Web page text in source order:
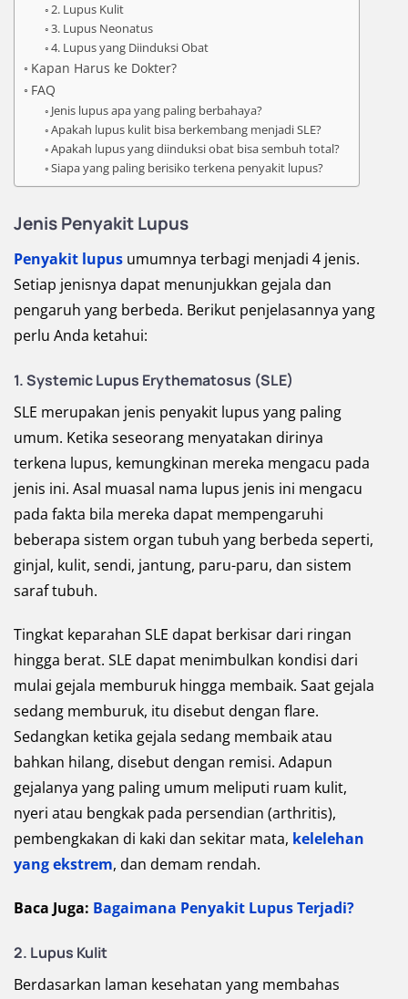
2. Lupus Kulit
3. Lupus Neonatus
4. Lupus yang Diinduksi Obat
Kapan Harus ke Dokter?
FAQ
Jenis lupus apa yang paling berbahaya?
Apakah lupus kulit bisa berkembang menjadi SLE?
Apakah lupus yang diinduksi obat bisa sembuh total?
Siapa yang paling berisiko terkena penyakit lupus?
Jenis Penyakit Lupus
Penyakit lupus umumnya terbagi menjadi 4 jenis.
Setiap jenisnya dapat menunjukkan gejala dan
pengaruh yang berbeda. Berikut penjelasannya yang
perlu Anda ketahui:
1. Systemic Lupus Erythematosus (SLE)
SLE merupakan jenis penyakit lupus yang paling
umum. Ketika seseorang menyatakan dirinya
terkena lupus, kemungkinan mereka mengacu pada
jenis ini. Asal muasal nama lupus jenis ini mengacu
pada fakta bila mereka dapat mempengaruhi
beberapa sistem organ tubuh yang berbeda seperti,
ginjal, kulit, sendi, jantung, paru-paru, dan sistem
saraf tubuh.
Tingkat keparahan SLE dapat berkisar dari ringan
hingga berat. SLE dapat menimbulkan kondisi dari
mulai gejala memburuk hingga membaik. Saat gejala
sedang memburuk, itu disebut dengan flare.
Sedangkan ketika gejala sedang membaik atau
bahkan hilang, disebut dengan remisi. Adapun
gejalanya yang paling umum meliputi ruam kulit,
nyeri atau bengkak pada persendian (arthritis),
pembengkakan di kaki dan sekitar mata, kelelehan
yang ekstrem, dan demam rendah.
Baca Juga: Bagaimana Penyakit Lupus Terjadi?
2. Lupus Kulit
Berdasarkan laman kesehatan yang membahas